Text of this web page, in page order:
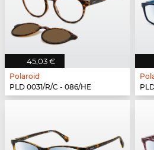
45,03 €
Polaroid
PLD 0031/R/C - 086/HE